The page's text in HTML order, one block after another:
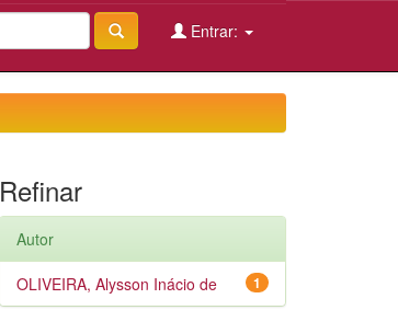
Entrar:
Refinar
Autor
1
OLIVEIRA, Alysson Inácio de